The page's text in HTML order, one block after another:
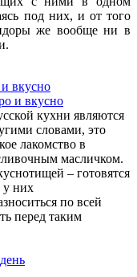
под них, и от того
же вообще ни в
вкусно
кухни являются
словами, это
лакомство в
масличком.
– готовятся
у них
по всей
перед таким